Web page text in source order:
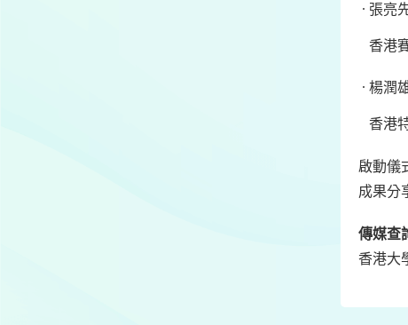
張亮
香港
楊潤
香港
啟動儀
成果分
傳媒查
香港大